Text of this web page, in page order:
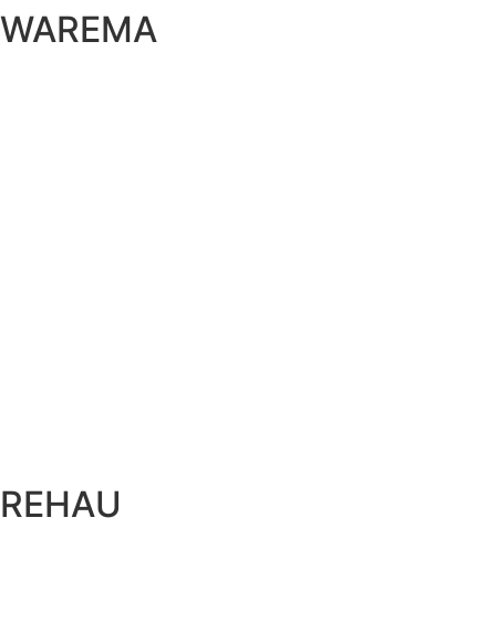
WAREMA
REHAU